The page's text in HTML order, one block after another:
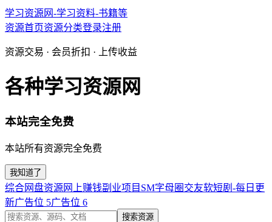
学习资源网-学习资料-书籍等
资源首页资源分类登录注册
资源交易 · 会员折扣 · 上传收益
各种学习资源网
本站完全免费
本站所有资源完全免费
我知道了
综合网盘资源 网上赚钱副业项目 SM字母圈交友软短剧-每日更
新广告位 5广告位 6
搜索资源